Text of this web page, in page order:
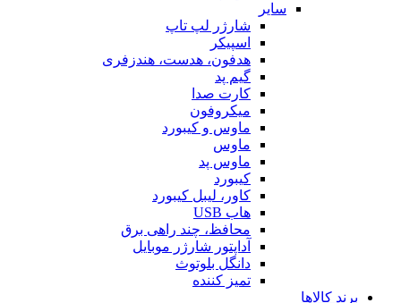
سایر
شارژر لپ تاپ
اسپیکر
هدفون، هدست، هندزفری
گیم پد
کارت صدا
میکروفون
ماوس و کیبورد
ماوس
ماوس پد
کیبورد
کاور، لیبل کیبورد
هاب USB
محافظ، چند راهی برق
آداپتور شارژر موبایل
دانگل بلوتوث
تمیز کننده
برند کالاها